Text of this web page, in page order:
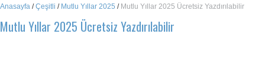
Anasayfa /Çeşitli / Mutlu Yıllar 2025 / Mutlu Yıllar 2025 Ücretsiz Yazdırılabilir
Mutlu Yıllar 2025 Ücretsiz Yazdırılabilir